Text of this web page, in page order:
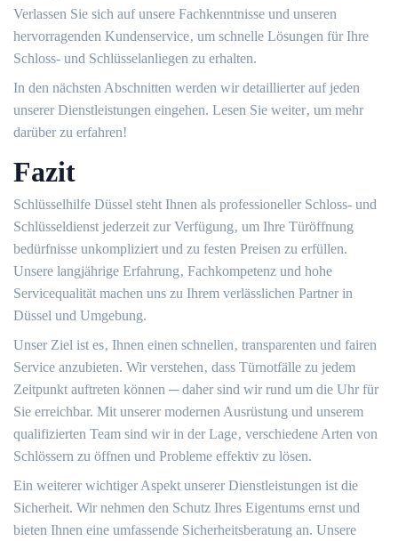
Verlassen Sie sich auf unsere Fachkenntnisse und unseren
hervorragenden Kundenservice‚ um schnelle Lösungen für Ihre
Schloss- und Schlüsselanliegen zu erhalten.​
In den nächsten Abschnitten werden wir detaillierter auf jeden
unserer Dienstleistungen eingehen.​ Lesen Sie weiter‚ um mehr
darüber zu erfahren!​
Fazit
Schlüsselhilfe Düssel steht Ihnen als professioneller Schloss- und
Schlüsseldienst jederzeit zur Verfügung‚ um Ihre Türöffnung
bedürfnisse unkompliziert und zu festen Preisen zu erfüllen.​
Unsere langjährige Erfahrung‚ Fachkompetenz und hohe
Servicequalität machen uns zu Ihrem verlässlichen Partner in
Düssel und Umgebung.​
Unser Ziel ist es‚ Ihnen einen schnellen‚ transparenten und fairen
Service anzubieten.​ Wir verstehen‚ dass Türnotfälle zu jedem
Zeitpunkt auftreten können ─ daher sind wir rund um die Uhr für
Sie erreichbar.​ Mit unserer modernen Ausrüstung und unserem
qualifizierten Team sind wir in der Lage‚ verschiedene Arten von
Schlössern zu öffnen und Probleme effektiv zu lösen.​
Ein weiterer wichtiger Aspekt unserer Dienstleistungen ist die
Sicherheit.​ Wir nehmen den Schutz Ihres Eigentums ernst und
bieten Ihnen eine umfassende Sicherheitsberatung an.​ Unsere